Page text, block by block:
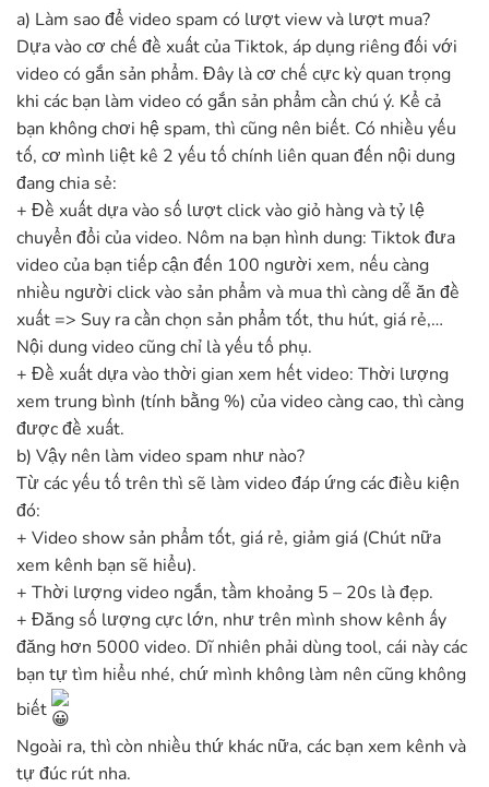
a) Làm sao để video spam có lượt view và lượt mua?
Dựa vào cơ chế đề xuất của Tiktok, áp dụng riêng đối với
video có gắn sản phẩm. Đây là cơ chế cực kỳ quan trọng
khi các bạn làm video có gắn sản phẩm cần chú ý. Kể cả
bạn không chơi hệ spam, thì cũng nên biết. Có nhiều yếu
tố, cơ mình liệt kê 2 yếu tố chính liên quan đến nội dung
đang chia sẻ:
+ Đề xuất dựa vào số lượt click vào giỏ hàng và tỷ lệ
chuyển đổi của video. Nôm na bạn hình dung: Tiktok đưa
video của bạn tiếp cận đến 100 người xem, nếu càng
nhiều người click vào sản phẩm và mua thì càng dễ ăn đề
xuất => Suy ra cần chọn sản phẩm tốt, thu hút, giá rẻ,…
Nội dung video cũng chỉ là yếu tố phụ.
+ Đề xuất dựa vào thời gian xem hết video: Thời lượng
xem trung bình (tính bằng %) của video càng cao, thì càng
được đề xuất.
b) Vậy nên làm video spam như nào?
Từ các yếu tố trên thì sẽ làm video đáp ứng các điều kiện
đó:
+ Video show sản phẩm tốt, giá rẻ, giảm giá (Chút nữa
xem kênh bạn sẽ hiểu).
+ Thời lượng video ngắn, tầm khoảng 5 – 20s là đẹp.
+ Đăng số lượng cực lớn, như trên mình show kênh ấy
đăng hơn 5000 video. Dĩ nhiên phải dùng tool, cái này các
bạn tự tìm hiểu nhé, chứ mình không làm nên cũng không
biết
Ngoài ra, thì còn nhiều thứ khác nữa, các bạn xem kênh và
tự đúc rút nha.